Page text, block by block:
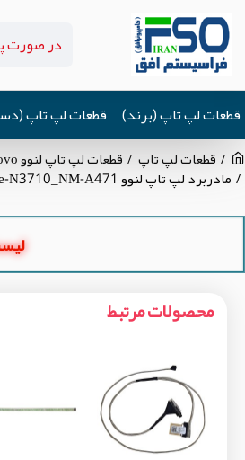
قطعات لپ تاپ (برند) قطعات لپ تاپ
قطعات لپ تاپ قطعات لپ تاپ لنوو Lenovo
مادربرد لپ تاپ لنوو Ideapad 300-15IBR_CPU-Pentiume-N3710_NM-A471 گرافیک اینتلی
محصولات مرتبط